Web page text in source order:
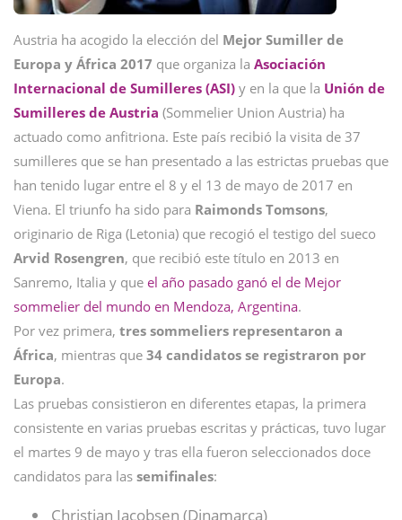
Austria ha acogido la elección del Mejor Sumiller de
Europa y África 2017 que organiza la Asociación
Internacional de Sumilleres (ASI) y en la que la Unión de
Sumilleres de Austria (Sommelier Union Austria) ha
actuado como anfitriona. Este país recibió la visita de 37
sumilleres que se han presentado a las estrictas pruebas que
han tenido lugar entre el 8 y el 13 de mayo de 2017 en
Viena. El triunfo ha sido para Raimonds Tomsons,
originario de Riga (Letonia) que recogió el testigo del sueco
Arvid Rosengren, que recibió este título en 2013 en
Sanremo, Italia y que el año pasado ganó el de Mejor
sommelier del mundo en Mendoza, Argentina.
Por vez primera, tres sommeliers representaron a
África, mientras que 34 candidatos se registraron por
Europa.
Las pruebas consistieron en diferentes etapas, la primera
consistente en varias pruebas escritas y prácticas, tuvo lugar
el martes 9 de mayo y tras ella fueron seleccionados doce
candidatos para las semifinales:
Christian Jacobsen (Dinamarca)